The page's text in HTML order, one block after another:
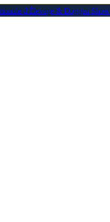
d'Élevage & Doggen Show